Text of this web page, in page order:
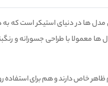
در دنیای استیکر است که به
معمولا با طراحی جسورانه و
خاص دارند و هم برای استفاده